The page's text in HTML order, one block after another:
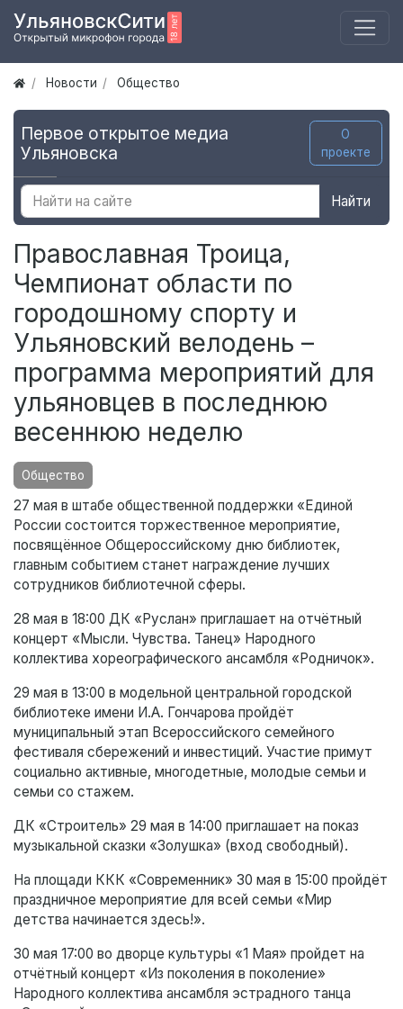
Новости Общество
Первое открытое медиа
Ульяновска
О
проекте
Найти
Православная Троица,
Чемпионат области по
городошному спорту и
Ульяновский велодень –
программа мероприятий для
ульяновцев в последнюю
весеннюю неделю
Общество
27 мая в штабе общественной поддержки «Единой
России состоится торжественное мероприятие,
посвящённое Общероссийскому дню библиотек,
главным событием станет награждение лучших
сотрудников библиотечной сферы.
28 мая в 18:00 ДК «Руслан» приглашает на отчётный
концерт «Мысли. Чувства. Танец» Народного
коллектива хореографического ансамбля «Родничок».
29 мая в 13:00 в модельной центральной городской
библиотеке имени И.А. Гончарова пройдёт
муниципальный этап Всероссийского семейного
фестиваля сбережений и инвестиций. Участие примут
социально активные, многодетные, молодые семьи и
семьи со стажем.
ДК «Строитель» 29 мая в 14:00 приглашает на показ
музыкальной сказки «Золушка» (вход свободный).
На площади ККК «Современник» 30 мая в 15:00 пройдёт
праздничное мероприятие для всей семьи «Мир
детства начинается здесь!».
30 мая 17:00 во дворце культуры «1 Мая» пройдет на
отчётный концерт «Из поколения в поколение»
Народного коллектива ансамбля эстрадного танца